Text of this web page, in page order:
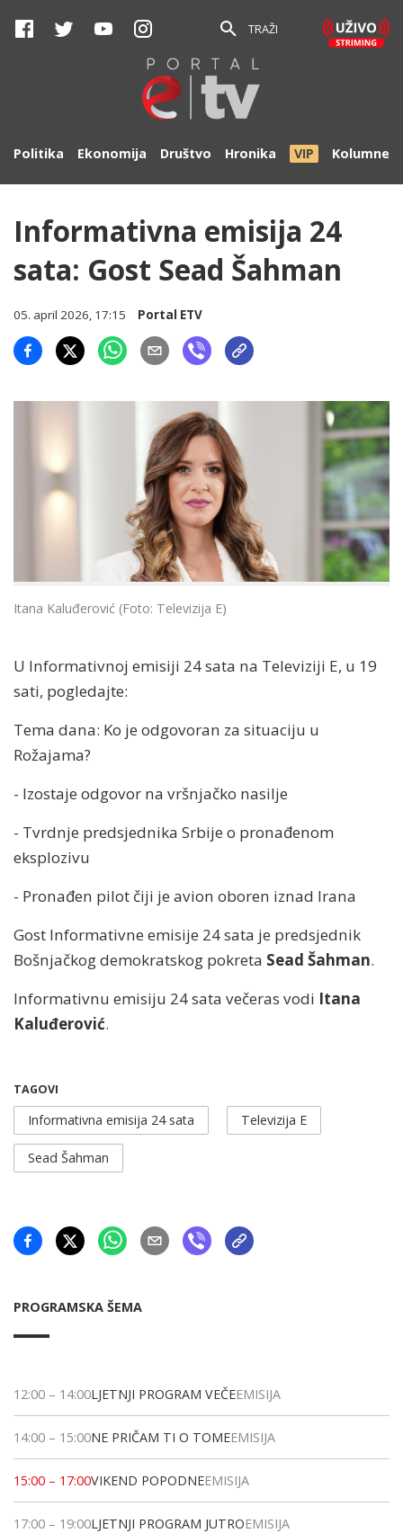
TRAŽI
Politika Ekonomija Društvo Hronika VIP Kolumne
Informativna emisija 24
sata: Gost Sead Šahman
05. april 2026, 17:15 Portal ETV
Itana Kaluđerović (Foto: Televizija E)
U Informativnoj emisiji 24 sata na Televiziji E, u 19
sati, pogledajte:
Tema dana: Ko je odgovoran za situaciju u
Rožajama?
- Izostaje odgovor na vršnjačko nasilje
- Tvrdnje predsjednika Srbije o pronađenom
eksplozivu
- Pronađen pilot čiji je avion oboren iznad Irana
Gost Informativne emisije 24 sata je predsjednik
Bošnjačkog demokratskog pokreta Sead Šahman.
Informativnu emisiju 24 sata večeras vodi Itana
Kaluđerović.
TAGOVI
Informativna emisija 24 sata Televizija E
Sead Šahman
PROGRAMSKA ŠEMA
12:00 – 14:00LJETNJI PROGRAM VEČEEMISIJA
14:00 – 15:00NE PRIČAM TI O TOMEEMISIJA
15:00 – 17:00VIKEND POPODNEEMISIJA
17:00 – 19:00LJETNJI PROGRAM JUTROEMISIJA